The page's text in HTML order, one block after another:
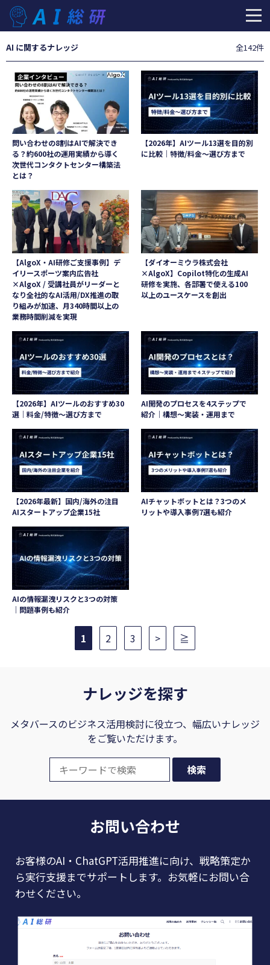
AI に関するナレッジ 全142件
問い合わせの8割はAIで解決でき
る？約600社の運用実績から導く
次世代コンタクトセンター構築法
とは？
【2026年】AIツール13選を目的別
に比較｜特徴/料金〜選び方まで
【AlgoX・AI研修ご支援事例】デ
イリースポーツ案内広告社
×AlgoX / 受講社員がリーダーと
なり全社的なAI活用/DX推進の取
り組みが加速、月340時間以上の
業務時間削減を実現
【ダイオーミウラ株式会社
×AlgoX】Copilot特化の生成AI
研修を実施、各部署で使える100
以上のユースケースを創出
【2026年】AIツールのおすすめ30
選｜料金/特徴～選び方まで
AI開発のプロセスを4ステップで
紹介｜構想～実装・運用まで
【2026年最新】国内/海外の注目
AIスタートアップ企業15社
AIチャットボットとは？3つのメ
リットや導入事例7選も紹介
AIの情報漏洩リスクと3つの対策
｜問題事例も紹介
1 2 3 > ≧
ナレッジを探す
メタバースのビジネス活用検討に役立つ、幅広いナレッジ
をご覧いただけます。
お問い合わせ
お客様のAI・ChatGPT活用推進に向け、戦略策定か
ら実行支援までサポートします。お気軽にお問い合
わせください。